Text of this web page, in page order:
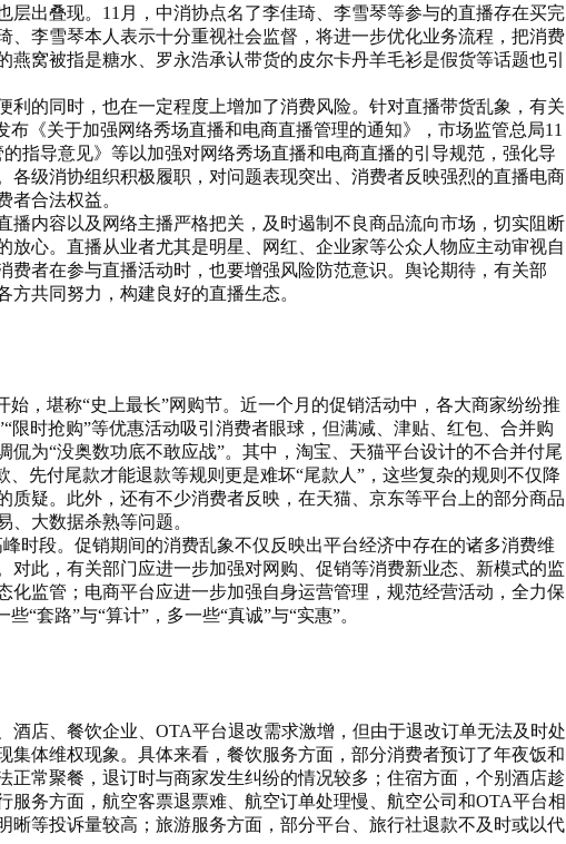
层出叠现。 1 1 月，中消协点名了李佳琦、李雪琴等参与的直播存在买完
、李雪琴本人表示十分重视社会监督，将进一步优化业务流程，把消费
窝被指是糖水、罗永浩承认带货的皮尔卡丹羊毛衫是假货等话题也引
利的同时，也在一定程度上增加了消费风险。针对直播带货乱象，有关
布《关于加强网络秀场直播和电商直播管理的通知》， 市场监管总局11
指导意见》 等以加强对网络秀场直播和电商直播的引导规范，强化导
各级消协组织积极履职，对问题表现突出、消费者反映强烈的直播电商
者合法权益。
播内容以及网络主播严格把关，及时遏制不良商品流向市场，切实阻断
放心。直播从业者尤其是明星、网红、企业家等公众人物应主动审视自
费者在参与直播活动时，也要增强风险防范意识。舆论期待，有关部
共同努力，构建良好的直播生态。
始，堪称“史上最长”网购节。近一个月的促销活动中，各大商家纷纷推
限时抢购”等优惠活动吸引消费者眼球，但满减、津贴、红包、合并购
为“没奥数功底不敢应战”。其中，淘宝、天猫平台设计的不合并付尾
、先付尾款才能退款等规则更是难坏“尾款人”，这些复杂的规则不仅降
质疑。此外，还有不少消费者反映，在天猫、京东等平台上的部分商品
、大数据杀熟等问题。
时段。促销期间的消费乱象不仅反映出平台经济中存在的诸多消费维
对此，有关部门应进一步加强对网购、促销等消费新业态、新模式的监
化监管；电商平台应进一步加强自身运营管理，规范经营活动，全力保
些“套路”与“算计”，多一些“真诚”与“实惠”。
店、餐饮企业、OTA平台退改需求激增，但由于退改订单无法及时处
集体维权现象。具体来看，餐饮服务方面，部分消费者预订了年夜饭和
正常聚餐，退订时与商家发生纠纷的情况较多；住宿方面，个别酒店趁
服务方面，航空客票退票难、航空订单处理慢、航空公司和OTA平台相
晰等投诉量较高；旅游服务方面，部分平台、旅行社退款不及时或以代